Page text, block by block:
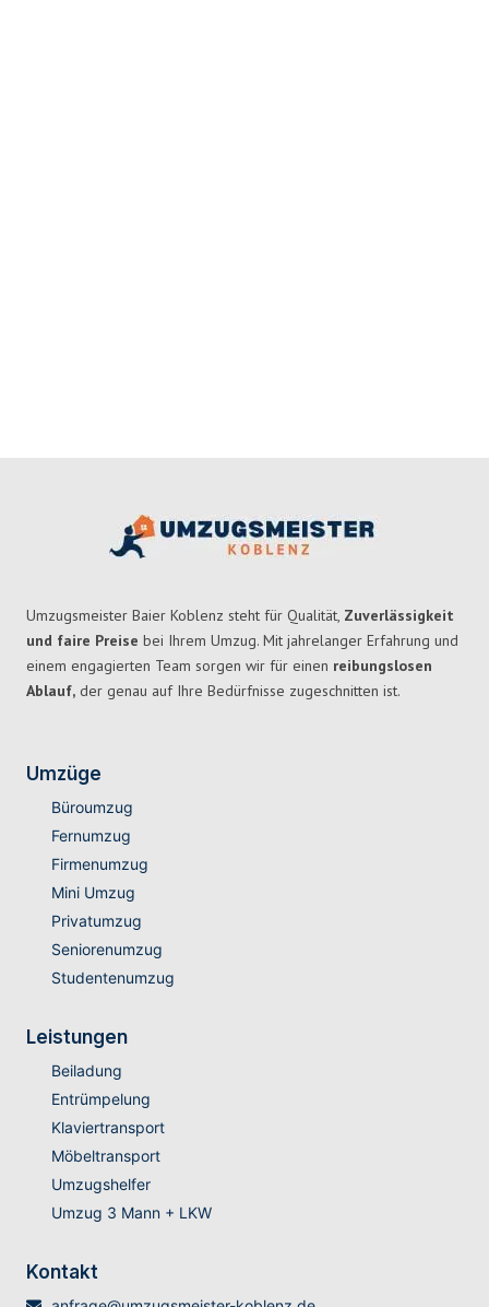
Umzugsmeister Baier Koblenz steht für Qualität, Zuverlässigkeit
und faire Preise bei Ihrem Umzug. Mit jahrelanger Erfahrung und
einem engagierten Team sorgen wir für einen reibungslosen
Ablauf, der genau auf Ihre Bedürfnisse zugeschnitten ist.
Umzüge
Büroumzug
Fernumzug
Firmenumzug
Mini Umzug
Privatumzug
Seniorenumzug
Studentenumzug
Leistungen
Beiladung
Entrümpelung
Klaviertransport
Möbeltransport
Umzugshelfer
Umzug 3 Mann + LKW
Kontakt